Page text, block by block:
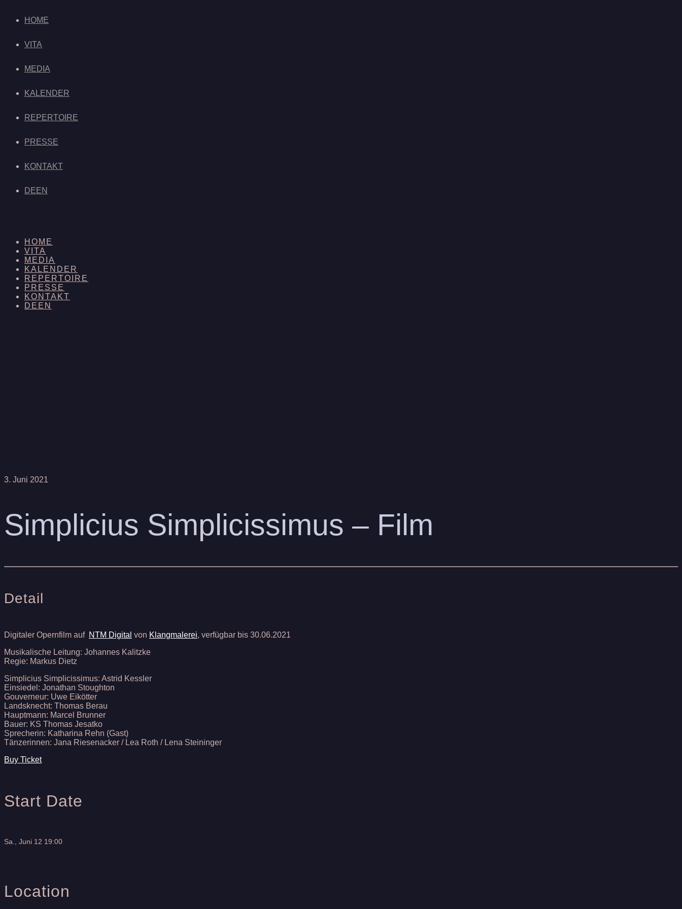
HOME
VITA
MEDIA
KALENDER
REPERTOIRE
PRESSE
KONTAKT
DEEN
HOME
VITA
MEDIA
KALENDER
REPERTOIRE
PRESSE
KONTAKT
DE EN
3. Juni 2021
Simplicius Simplicissimus – Film
Detail
Digitaler Opernfilm auf NTM Digital von Klangmalerei, verfügbar bis 30.06.2021
Musikalische Leitung: Johannes Kalitzke
Regie: Markus Dietz
Simplicius Simplicissimus: Astrid Kessler
Einsiedel: Jonathan Stoughton
Gouverneur: Uwe Eikötter
Landsknecht: Thomas Berau
Hauptmann: Marcel Brunner
Bauer: KS Thomas Jesatko
Sprecherin: Katharina Rehn (Gast)
Tänzerinnen: Jana Riesenacker / Lea Roth / Lena Steininger
Buy Ticket
Start Date
Sa., Juni 12 19:00
Location